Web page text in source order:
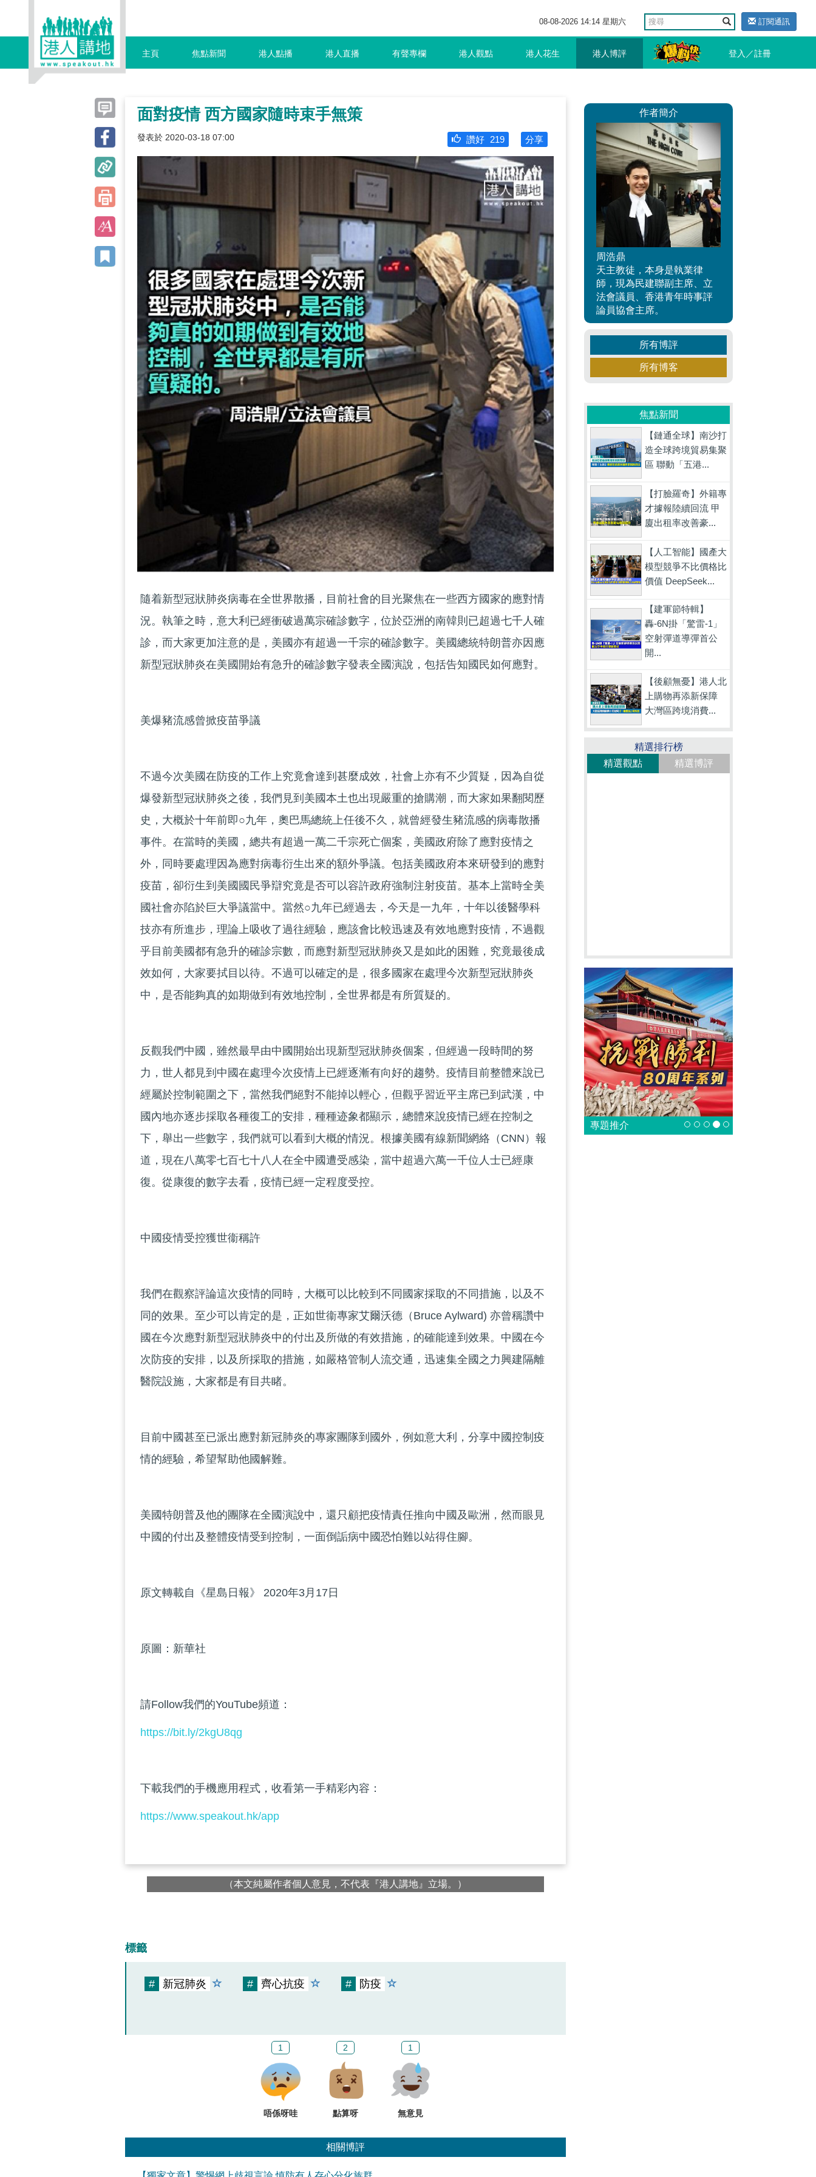
08-08-2026 14:14 星期六 訂閱通訊
主頁 焦點新聞 港人點播 港人直播 有聲專欄 港人觀點 港人花生 港人博評 登入／註冊
面對疫情 西方國家隨時束手無策
發表於 2020-03-18 07:00 分享
讚好 219
隨着新型冠狀肺炎病毒在全世界散播，目前社會的目光聚焦在一些西方國家的應對情
況。執筆之時，意大利已經衝破過萬宗確診數字，位於亞洲的南韓則已超過七千人確
診，而大家更加注意的是，美國亦有超過一千宗的確診數字。美國總統特朗普亦因應
新型冠狀肺炎在美國開始有急升的確診數字發表全國演說，包括告知國民如何應對。
美爆豬流感曾掀疫苗爭議
不過今次美國在防疫的工作上究竟會達到甚麼成效，社會上亦有不少質疑，因為自從
爆發新型冠狀肺炎之後，我們見到美國本土也出現嚴重的搶購潮，而大家如果翻閱歷
史，大概於十年前即○九年，奧巴馬總統上任後不久，就曾經發生豬流感的病毒散播
事件。在當時的美國，總共有超過一萬二千宗死亡個案，美國政府除了應對疫情之
外，同時要處理因為應對病毒衍生出來的額外爭議。包括美國政府本來研發到的應對
疫苗，卻衍生到美國國民爭辯究竟是否可以容許政府強制注射疫苗。基本上當時全美
國社會亦陷於巨大爭議當中。當然○九年已經過去，今天是一九年，十年以後醫學科
技亦有所進步，理論上吸收了過往經驗，應該會比較迅速及有效地應對疫情，不過觀
乎目前美國都有急升的確診宗數，而應對新型冠狀肺炎又是如此的困難，究竟最後成
效如何，大家要拭目以待。不過可以確定的是，很多國家在處理今次新型冠狀肺炎
中，是否能夠真的如期做到有效地控制，全世界都是有所質疑的。
反觀我們中國，雖然最早由中國開始出現新型冠狀肺炎個案，但經過一段時間的努
力，世人都見到中國在處理今次疫情上已經逐漸有向好的趨勢。疫情目前整體來說已
經屬於控制範圍之下，當然我們絕對不能掉以輕心，但觀乎習近平主席已到武漢，中
國內地亦逐步採取各種復工的安排，種種迹象都顯示，總體來說疫情已經在控制之
下，舉出一些數字，我們就可以看到大概的情況。根據美國有線新聞網絡（CNN）報
道，現在八萬零七百七十八人在全中國遭受感染，當中超過六萬一千位人士已經康
復。從康復的數字去看，疫情已經一定程度受控。
中國疫情受控獲世衞稱許
我們在觀察評論這次疫情的同時，大概可以比較到不同國家採取的不同措施，以及不
同的效果。至少可以肯定的是，正如世衞專家艾爾沃德（Bruce Aylward) 亦曾稱讚中
國在今次應對新型冠狀肺炎中的付出及所做的有效措施，的確能達到效果。中國在今
次防疫的安排，以及所採取的措施，如嚴格管制人流交通，迅速集全國之力興建隔離
醫院設施，大家都是有目共睹。
目前中國甚至已派出應對新冠肺炎的專家團隊到國外，例如意大利，分享中國控制疫
情的經驗，希望幫助他國解難。
美國特朗普及他的團隊在全國演說中，還只顧把疫情責任推向中國及歐洲，然而眼見
中國的付出及整體疫情受到控制，一面倒詬病中國恐怕難以站得住腳。
原文轉載自《星島日報》 2020年3月17日
原圖：新華社
請Follow我們的YouTube頻道：
https://bit.ly/2kgU8qg
下載我們的手機應用程式，收看第一手精彩內容：
https://www.speakout.hk/app
（本文純屬作者個人意見，不代表『港人講地』立場。）
標籤
# 新冠肺炎 # 齊心抗疫 # 防疫
1
唔係呀哇
2
點算呀
1
無意見
相關博評
作者簡介
周浩鼎
天主教徒，本身是執業律
師，現為民建聯副主席、立
法會議員、香港青年時事評
論員協會主席。
所有博評
所有博客
焦點新聞
【鏈通全球】南沙打
造全球跨境貿易集聚
區 聯動「五港...
【打臉羅奇】外籍專
才據報陸續回流 甲
廈出租率改善豪...
【人工智能】國產大
模型競爭不比價格比
價值 DeepSeek...
【建軍節特輯】
轟-6N掛「驚雷-1」
空射彈道導彈首公
開...
【後顧無憂】港人北
上購物再添新保障
大灣區跨境消費...
精選排行榜
精選觀點
精選博評
專題推介